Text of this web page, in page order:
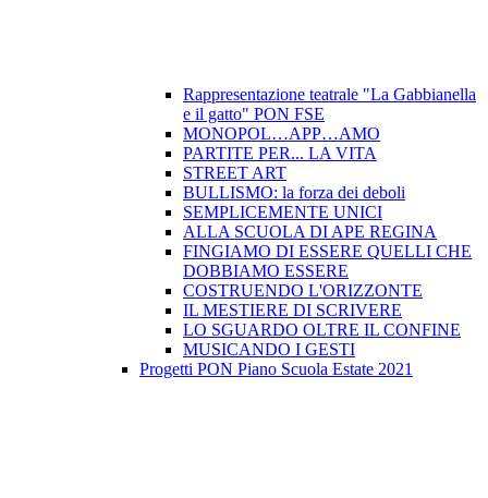
Rappresentazione teatrale "La Gabbianella
e il gatto" PON FSE
MONOPOL…APP…AMO
PARTITE PER... LA VITA
STREET ART
BULLISMO: la forza dei deboli
SEMPLICEMENTE UNICI
ALLA SCUOLA DI APE REGINA
FINGIAMO DI ESSERE QUELLI CHE
DOBBIAMO ESSERE
COSTRUENDO L'ORIZZONTE
IL MESTIERE DI SCRIVERE
LO SGUARDO OLTRE IL CONFINE
MUSICANDO I GESTI
Progetti PON Piano Scuola Estate 2021